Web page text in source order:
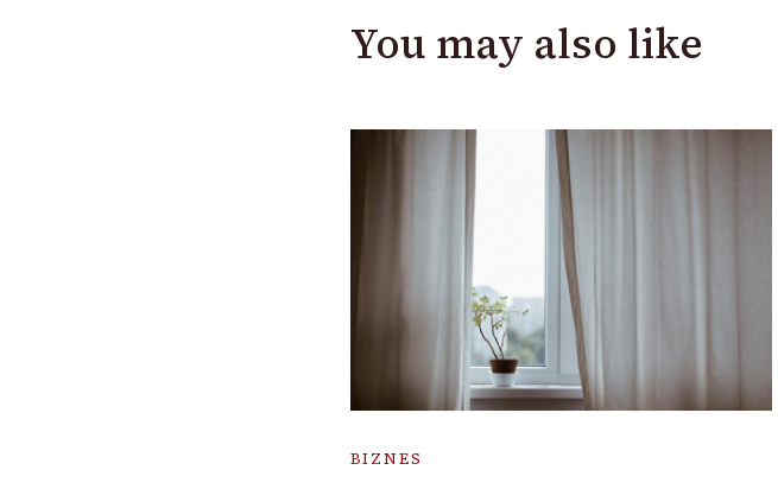
You may also like
BIZNES